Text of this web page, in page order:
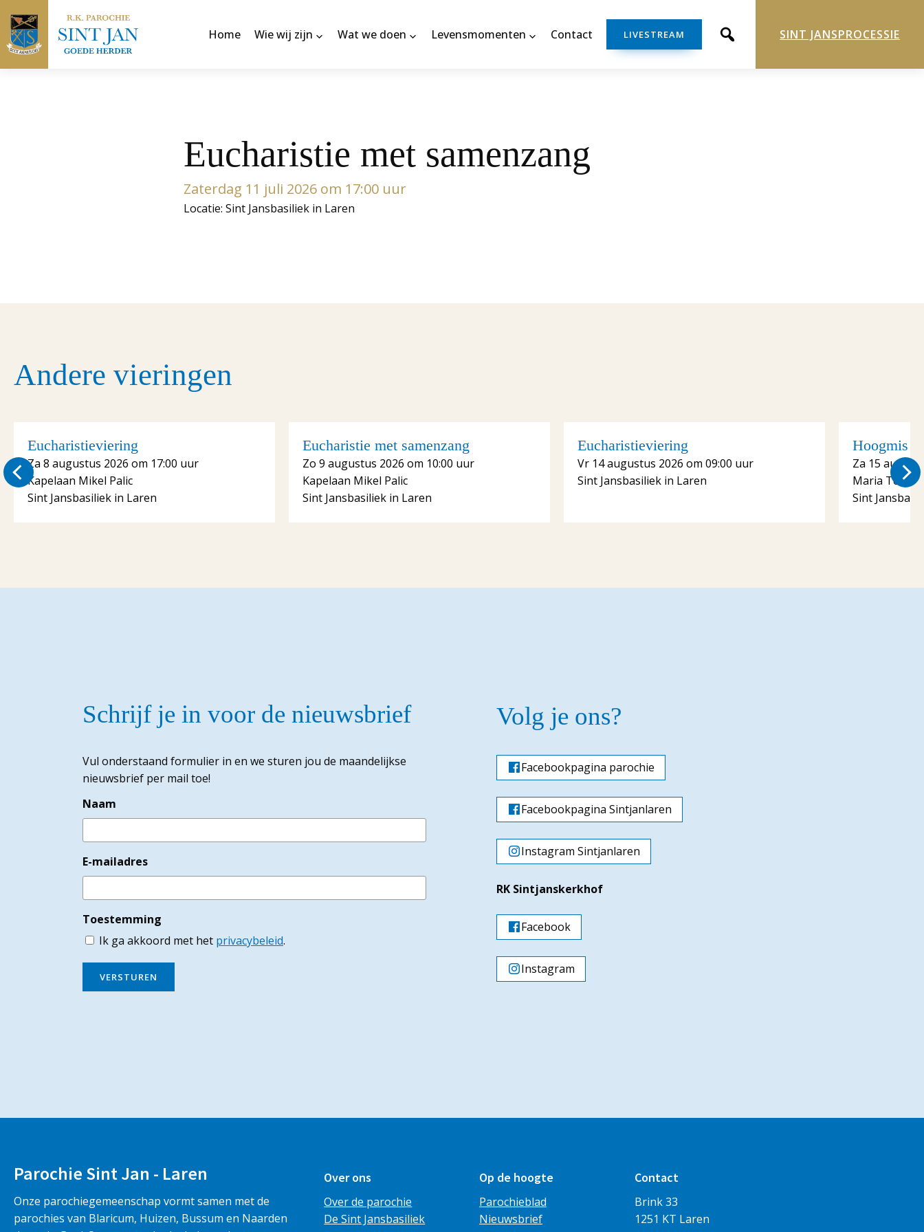
Home Wie wij zijn Wat we doen Levensmomenten Contact LIVESTREAM SINT JANSPROCESSIE
Eucharistie met samenzang
Zaterdag 11 juli 2026 om 17:00 uur
Locatie: Sint Jansbasiliek in Laren
Andere vieringen
Eucharistieviering
Za 8 augustus 2026 om 17:00 uur
Kapelaan Mikel Palic
Sint Jansbasiliek in Laren
Eucharistie met samenzang
Zo 9 augustus 2026 om 10:00 uur
Kapelaan Mikel Palic
Sint Jansbasiliek in Laren
Eucharistieviering
Vr 14 augustus 2026 om 09:00 uur
Sint Jansbasiliek in Laren
Hoogmis
Za 15
Maria
Sint
Schrijf je in voor de nieuwsbrief
Vul onderstaand formulier in en we sturen jou de maandelijkse
nieuwsbrief per mail toe!
Naam
E-mailadres
Toestemming
Ik ga akkoord met het privacybeleid.
VERSTUREN
Volg je ons?
Facebookpagina parochie
Facebookpagina Sintjanlaren
Instagram Sintjanlaren
RK Sintjanskerkhof
Facebook
Instagram
Parochie Sint Jan - Laren
Onze parochiegemeenschap vormt samen met de
parochies van Blaricum, Huizen, Bussum en Naarden
Over ons
Over de parochie
De Sint Jansbasiliek
Op de hoogte
Parochieblad
Nieuwsbrief
Contact
Brink 33
1251 KT Laren